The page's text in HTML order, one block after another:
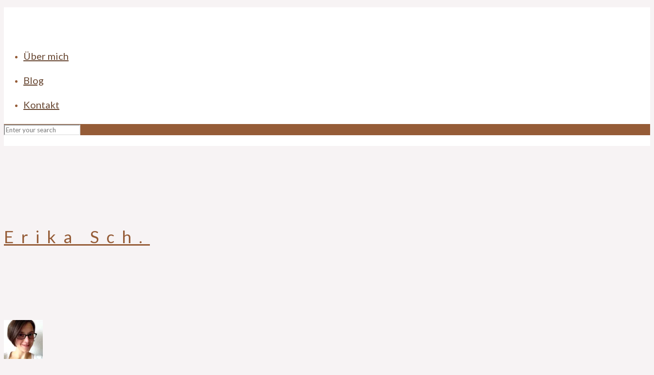
Über mich
Blog
Kontakt
Erika Sch.